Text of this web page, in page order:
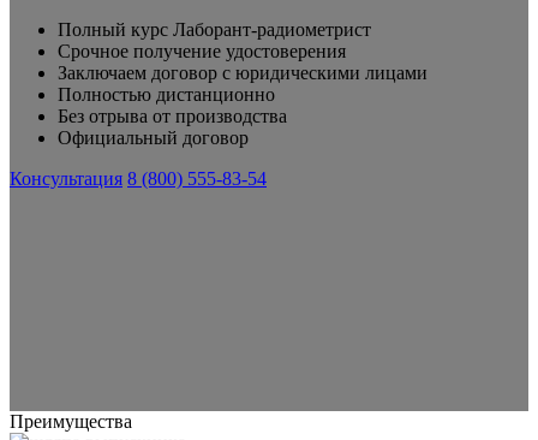
Полный курс Лаборант-радиометрист
Срочное получение удостоверения
Заключаем договор с юридическими лицами
Полностью дистанционно
Без отрыва от производства
Официальный договор
Консультация 8 (800) 555-83-54
Преимущества